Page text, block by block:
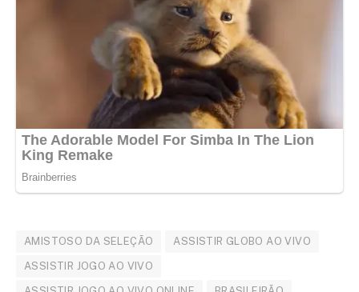
AMISTOSO DA SELEÇÃO ASSISTIR GLOBO AO VIVO
ASSISTIR JOGO AO VIVO